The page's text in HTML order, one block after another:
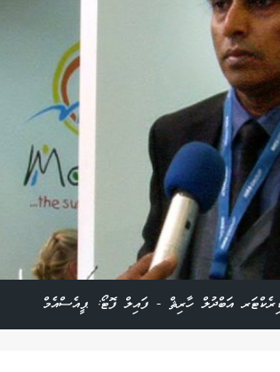
އަބްދުލް ހާރިޘް - ފައިލް ފޮޓޯ: ޕީއެސްއެމް